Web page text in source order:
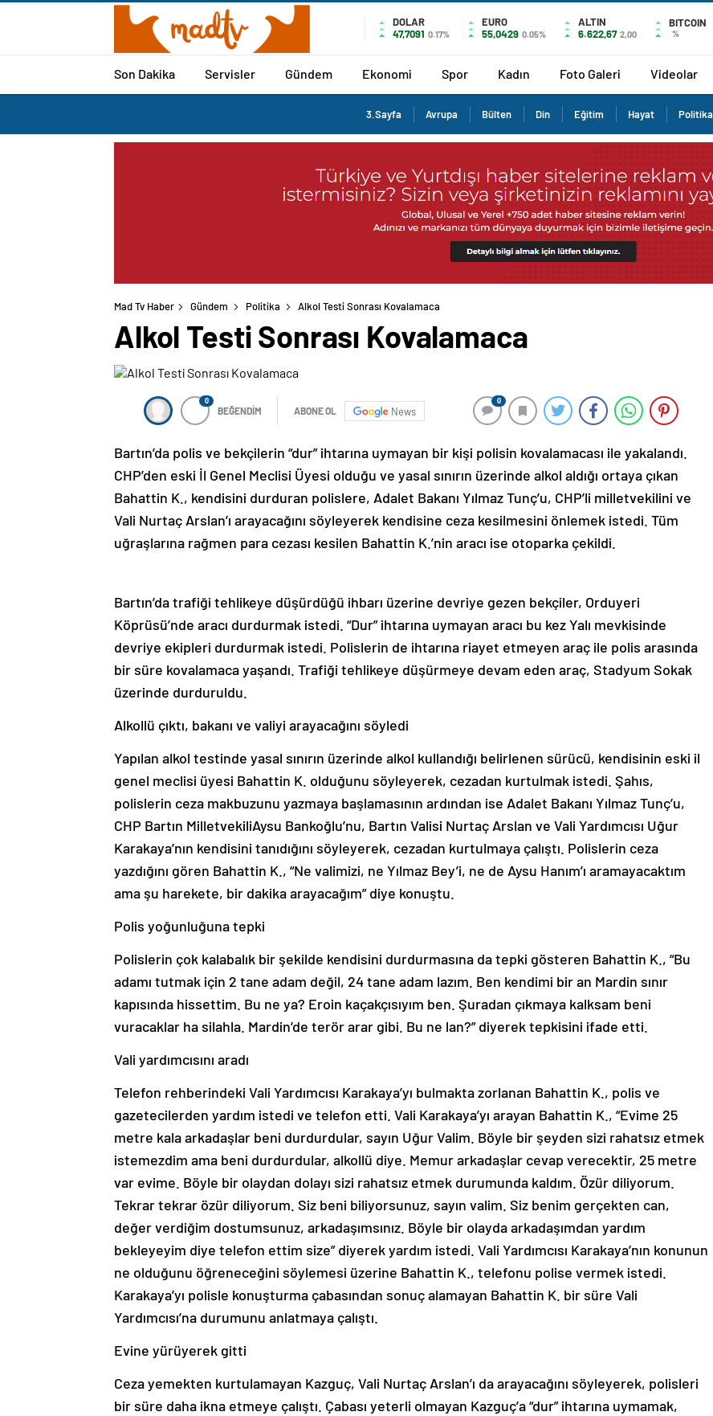
DOLAR
47,7091 0.17%
EURO
55,0429 0.05%
ALTIN
6.622,67 2,00
BITCOIN
%
Son Dakika Servisler Gündem Ekonomi Spor Kadın Foto Galeri Videolar
3.Sayfa Avrupa Bülten Din Eğitim Hayat Politika
Mad Tv Haber Gündem Politika Alkol Testi Sonrası Kovalamaca
Alkol Testi Sonrası Kovalamaca
0
BEĞENDİM ABONE OL News
0
Bartın’da polis ve bekçilerin “dur” ihtarına uymayan bir kişi polisin kovalamacası ile yakalandı.
CHP’den eski İl Genel Meclisi Üyesi olduğu ve yasal sınırın üzerinde alkol aldığı ortaya çıkan
Bahattin K., kendisini durduran polislere, Adalet Bakanı Yılmaz Tunç’u, CHP’li milletvekilini ve
Vali Nurtaç Arslan’ı arayacağını söyleyerek kendisine ceza kesilmesini önlemek istedi. Tüm
uğraşlarına rağmen para cezası kesilen Bahattin K.’nin aracı ise otoparka çekildi.
Bartın’da trafiği tehlikeye düşürdüğü ihbarı üzerine devriye gezen bekçiler, Orduyeri
Köprüsü’nde aracı durdurmak istedi. “Dur” ihtarına uymayan aracı bu kez Yalı mevkisinde
devriye ekipleri durdurmak istedi. Polislerin de ihtarına riayet etmeyen araç ile polis arasında
bir süre kovalamaca yaşandı. Trafiği tehlikeye düşürmeye devam eden araç, Stadyum Sokak
üzerinde durduruldu.
Alkollü çıktı, bakanı ve valiyi arayacağını söyledi
Yapılan alkol testinde yasal sınırın üzerinde alkol kullandığı belirlenen sürücü, kendisinin eski il
genel meclisi üyesi Bahattin K. olduğunu söyleyerek, cezadan kurtulmak istedi. Şahıs,
polislerin ceza makbuzunu yazmaya başlamasının ardından ise Adalet Bakanı Yılmaz Tunç’u,
CHP Bartın MilletvekiliAysu Bankoğlu’nu, Bartın Valisi Nurtaç Arslan ve Vali Yardımcısı Uğur
Karakaya’nın kendisini tanıdığını söyleyerek, cezadan kurtulmaya çalıştı. Polislerin ceza
yazdığını gören Bahattin K., “Ne valimizi, ne Yılmaz Bey’i, ne de Aysu Hanım’ı aramayacaktım
ama şu harekete, bir dakika arayacağım” diye konuştu.
Polis yoğunluğuna tepki
Polislerin çok kalabalık bir şekilde kendisini durdurmasına da tepki gösteren Bahattin K., “Bu
adamı tutmak için 2 tane adam değil, 24 tane adam lazım. Ben kendimi bir an Mardin sınır
kapısında hissettim. Bu ne ya? Eroin kaçakçısıyım ben. Şuradan çıkmaya kalksam beni
vuracaklar ha silahla. Mardin’de terör arar gibi. Bu ne lan?” diyerek tepkisini ifade etti.
Vali yardımcısını aradı
Telefon rehberindeki Vali Yardımcısı Karakaya’yı bulmakta zorlanan Bahattin K., polis ve
gazetecilerden yardım istedi ve telefon etti. Vali Karakaya’yı arayan Bahattin K., “Evime 25
metre kala arkadaşlar beni durdurdular, sayın Uğur Valim. Böyle bir şeyden sizi rahatsız etmek
istemezdim ama beni durdurdular, alkollü diye. Memur arkadaşlar cevap verecektir, 25 metre
var evime. Böyle bir olaydan dolayı sizi rahatsız etmek durumunda kaldım. Özür diliyorum.
Tekrar tekrar özür diliyorum. Siz beni biliyorsunuz, sayın valim. Siz benim gerçekten can,
değer verdiğim dostumsunuz, arkadaşımsınız. Böyle bir olayda arkadaşımdan yardım
bekleyeyim diye telefon ettim size” diyerek yardım istedi. Vali Yardımcısı Karakaya’nın konunun
ne olduğunu öğreneceğini söylemesi üzerine Bahattin K., telefonu polise vermek istedi.
Karakaya’yı polisle konuşturma çabasından sonuç alamayan Bahattin K. bir süre Vali
Yardımcısı’na durumunu anlatmaya çalıştı.
Evine yürüyerek gitti
Ceza yemekten kurtulamayan Kazguç, Vali Nurtaç Arslan’ı da arayacağını söyleyerek, polisleri
bir süre daha ikna etmeye çalıştı. Çabası yeterli olmayan Kazguç’a “dur” ihtarına uymamak,